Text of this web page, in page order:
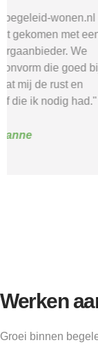
“Via
terecht bij
echt bij mijn
mij rust,
vertrouwen
Werken
Groei binnen